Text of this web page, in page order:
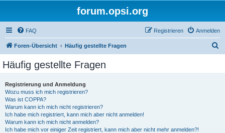
forum.opsi.org
FAQ Anmelden
Registrieren
Foren-Übersicht Häufig gestellte Fragen
Häufig gestellte Fragen
Registrierung und Anmeldung
Wozu muss ich mich registrieren?
Was ist COPPA?
Warum kann ich mich nicht registrieren?
Ich habe mich registriert, kann mich aber nicht anmelden!
Warum kann ich mich nicht anmelden?
Ich habe mich vor einiger Zeit registriert, kann mich aber nicht mehr anmelden?!